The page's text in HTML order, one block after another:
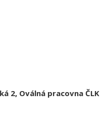
2, Oválná pracovna ČLK